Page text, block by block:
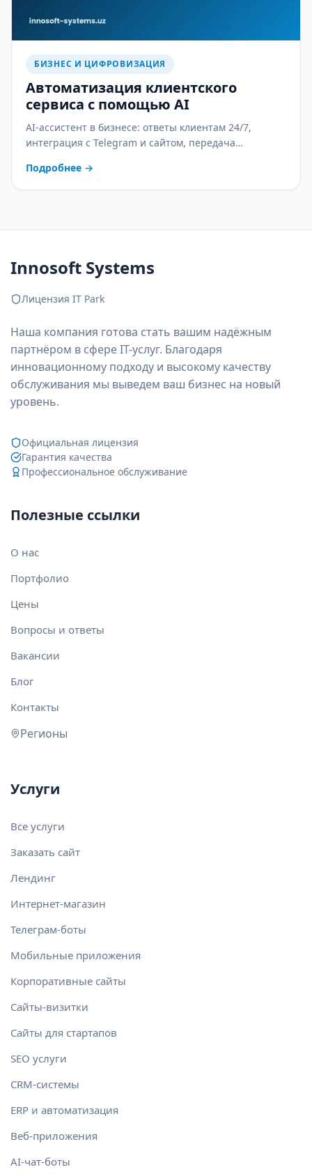
БИЗНЕС И ЦИФРОВИЗАЦИЯ
Автоматизация клиентского
сервиса с помощью AI
AI-ассистент в бизнесе: ответы клиентам 24/7,
интеграция с Telegram и сайтом, передача
планом внедрения.
Подробнее →
Innosoft Systems
Лицензия IT Park
Наша компания готова стать вашим надёжным
партнёром в сфере IT-услуг. Благодаря
инновационному подходу и высокому качеству
обслуживания мы выведем ваш бизнес на новый
уровень.
Официальная лицензия
Гарантия качества
Профессиональное обслуживание
Полезные ссылки
О нас
Портфолио
Цены
Вопросы и ответы
Вакансии
Блог
Контакты
Регионы
Услуги
Все услуги
Заказать сайт
Лендинг
Интернет-магазин
Телеграм-боты
Мобильные приложения
Корпоративные сайты
Сайты-визитки
Сайты для стартапов
SEO услуги
CRM-системы
ERP и автоматизация
Веб-приложения
AI-чат-боты